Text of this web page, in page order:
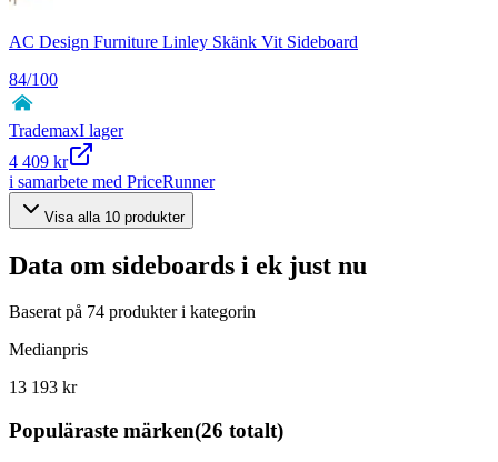
AC Design Furniture Linley Skänk Vit Sideboard
84/100
TrademaxI lager
4 409 kr
i samarbete med PriceRunner
Visa alla 10 produkter
Data om sideboards i ek just nu
Baserat på 74 produkter i kategorin
Medianpris
13 193 kr
Populäraste märken(26 totalt)